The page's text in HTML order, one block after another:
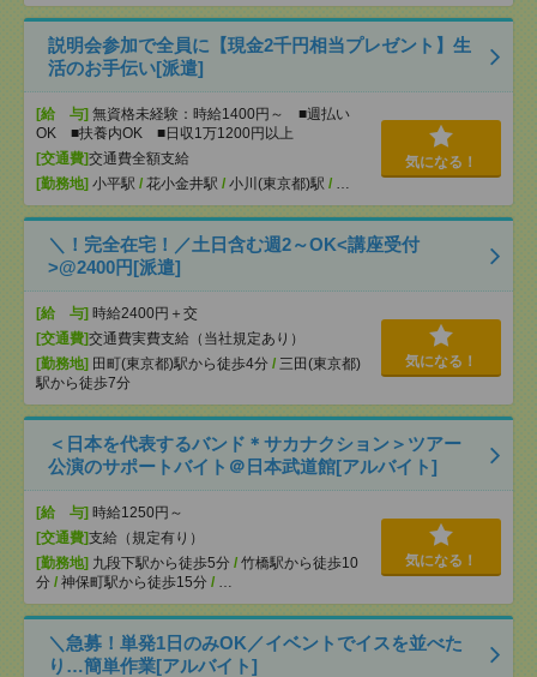
説明会参加で全員に【現金2千円相当プレゼント】生
活のお手伝い[派遣]
[給 与] 無資格未経験：時給1400円～ ■週払い
OK ■扶養内OK ■日収1万1200円以上
[交通費]交通費全額支給
[勤務地] 小平駅 / 花小金井駅 / 小川(東京都)駅 / …
気になる！
＼！完全在宅！／土日含む週2～OK<講座受付
>@2400円[派遣]
[給 与] 時給2400円＋交
[交通費]交通費実費支給（当社規定あり）
[勤務地] 田町(東京都)駅から徒歩4分 / 三田(東京都)
駅から徒歩7分
気になる！
＜日本を代表するバンド＊サカナクション＞ツアー
公演のサポートバイト＠日本武道館[アルバイト]
[給 与] 時給1250円～
[交通費]支給（規定有り）
[勤務地] 九段下駅から徒歩5分 / 竹橋駅から徒歩10
分 / 神保町駅から徒歩15分 / …
気になる！
＼急募！単発1日のみOK／イベントでイスを並べた
り…簡単作業[アルバイト]